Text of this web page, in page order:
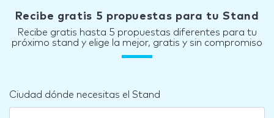
Recibe gratis 5 propuestas para tu Stand
Recibe gratis hasta 5 propuestas diferentes para tu
próximo stand y elige la mejor, gratis y sin compromiso
Ciudad dónde necesitas el Stand